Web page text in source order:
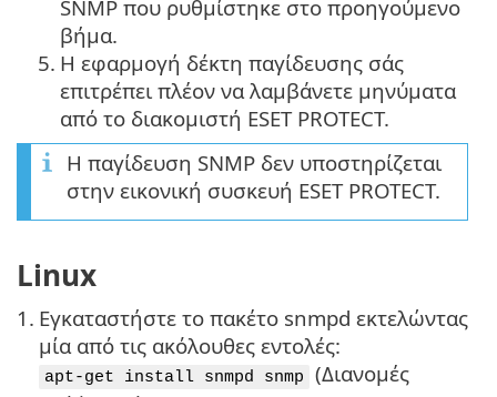
SNMP που ρυθμίστηκε στο προηγούμενο
βήμα.
5. Η εφαρμογή δέκτη παγίδευσης σάς
επιτρέπει πλέον να λαμβάνετε μηνύματα
από το διακομιστή ESET PROTECT.
Η παγίδευση SNMP δεν υποστηρίζεται
στην εικονική συσκευή ESET PROTECT.
Linux
1. Εγκαταστήστε το πακέτο snmpd εκτελώντας
μία από τις ακόλουθες εντολές:
apt-get install snmpd snmp
(Διανομές